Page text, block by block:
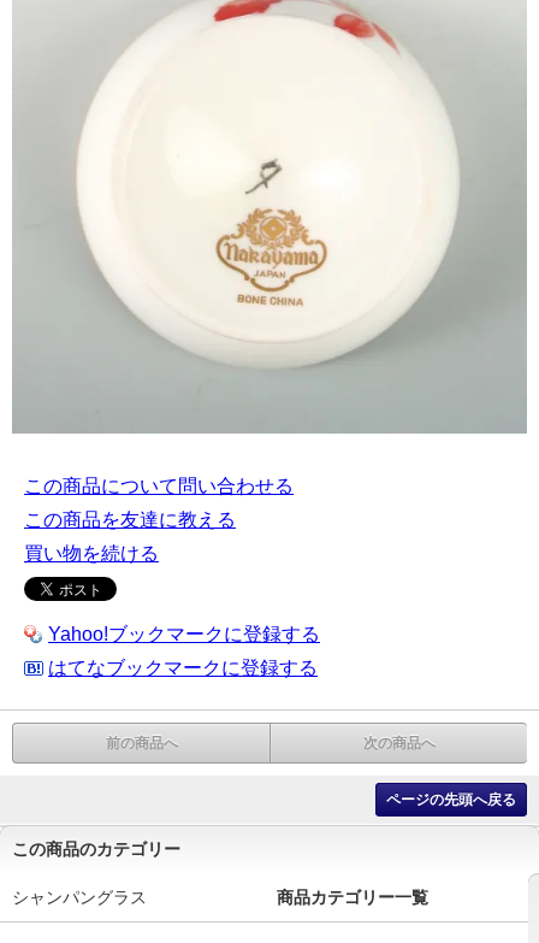
この商品について問い合わせる
この商品を友達に教える
買い物を続ける
Yahoo!ブックマークに登録する
はてなブックマークに登録する
前の商品へ 次の商品へ
ページの先頭へ戻る
この商品のカテゴリー
シャンパングラス 商品カテゴリー一覧